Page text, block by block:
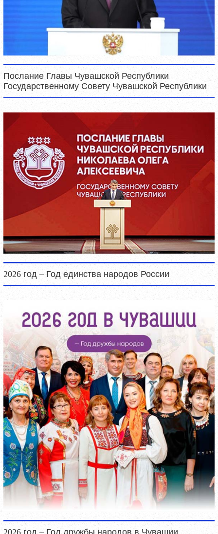
Послание Главы Чувашской Республики
Государственному Совету Чувашской Республики
2026 год – Год единства народов России